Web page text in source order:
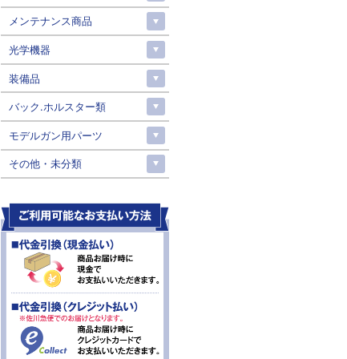
メンテナンス商品
光学機器
装備品
バック.ホルスター類
モデルガン用パーツ
その他・未分類